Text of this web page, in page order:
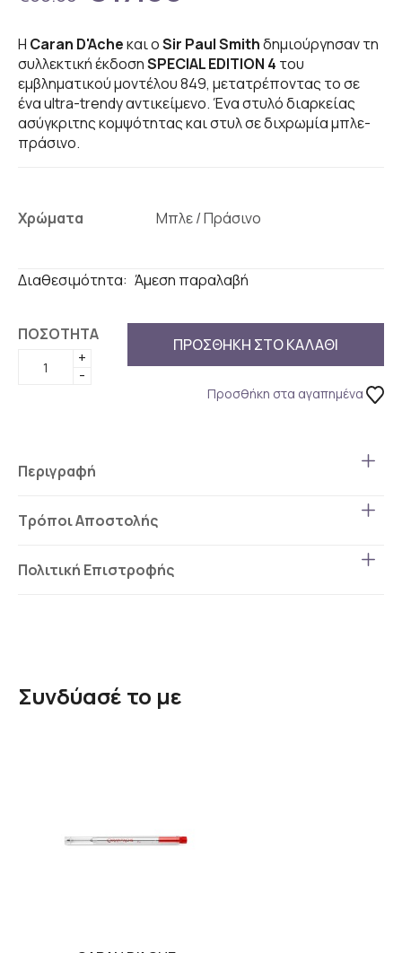
Η Caran D'Acheκαι οSir Paul Smithδημιούργησαν τη
συλλεκτική έκδοσηSPECIAL EDITION 4 του
εμβληματικού μοντέλου 849, μετατρέποντας το σε
ένα ultra-trendy αντικείμενο. Ένα στυλό διαρκείας
ασύγκριτης κομψότητας και στυλ σε διχρωμία μπλε-
πράσινο.
Χρώματα
Διαθεσιμότητα: Άμεση παραλαβή
ΠΟΣΟΤΗΤΑ
+
-
ΠΡΟΣΘΗΚΗ ΣΤΟ ΚΑΛΑΘΙ
Προσθήκη στα αγαπημένα
Περιγραφή
Τρόποι Αποστολής
Πολιτική Επιστροφής
Συνδύασέ το με